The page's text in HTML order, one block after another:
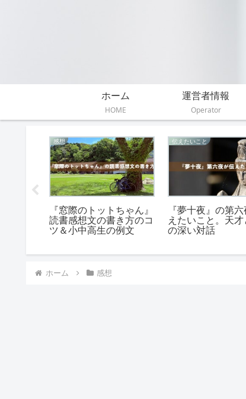
ホーム
HOME
運営者情報
Operator
感想
『窓際のトットちゃん』
読書感想文の書き方のコ
ツ＆小中高生の例文
伝えたいこと
『夢十夜』の第
えたいこと。天才
の深い対話
ホーム 感想